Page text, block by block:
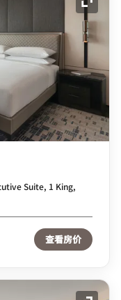
展开
Suite, 1 King,
查看房价